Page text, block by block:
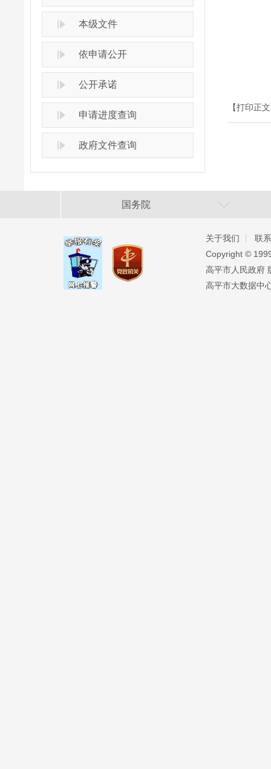
本级文件
依申请公开
公开承诺
申请进度查询
政府文件查询
【打印正
国务院
关于我们
联
Copyright ©️
高平市人民政府
高平市大数据